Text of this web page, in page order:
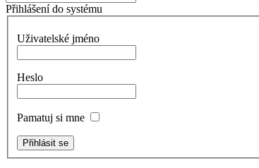
Přihlášení do systému
Uživatelské jméno
Heslo
Pamatuj si mne